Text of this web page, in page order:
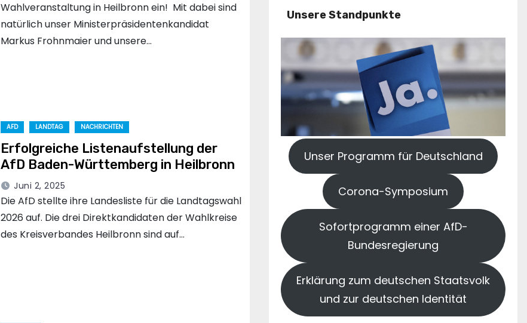
Wahlveranstaltung in Heilbronn ein! Mit dabei sind
natürlich unser Ministerpräsidentenkandidat
Markus Frohnmaier und unsere…
AFD LANDTAG NACHRICHTEN
Erfolgreiche Listenaufstellung der
AfD Baden-Württemberg in Heilbronn
Juni 2, 2025
Die AfD stellte ihre Landesliste für die Landtagswahl
2026 auf. Die drei Direktkandidaten der Wahlkreise
des Kreisverbandes Heilbronn sind auf…
Unsere Standpunkte
Unser Programm für Deutschland
Corona-Symposium
Sofortprogramm einer AfD-
Bundesregierung
Erklärung zum deutschen Staatsvolk
und zur deutschen Identität